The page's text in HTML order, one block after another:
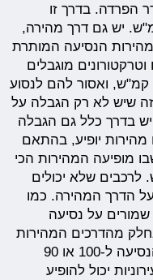
הפרדה. בדרך זו
הנסיעה המותרת היא 90 קמ"ש. יש גם דרך מהירה,
הנסיעה המותרת
וטרקטורונים מוגבלים
בדרכים בין עירוניות למהירות של 40 קמ"ש, ואסור להם לנסוע
שיש לא רק הגבלה על
בדרך כלל גם הגבלה
מהירות יופיע, בהתאם
מופיעה המהירות הכי
בדרך כלל 55 קמ"ש. לרכבים שלא יכולים
הדרך המהירה. כמו
שמורים על נסיעה
מהדרכים המהירות
מופיע תמרור שמגביל את מהירות הנסיעה ל-100 או 90
יכול להופיע